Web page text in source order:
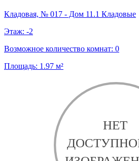
Кладовая, № 017 - Дом 11.1 Кладовые
Этаж: -2
Возможное количество комнат: 0
Площадь: 1.97 м²